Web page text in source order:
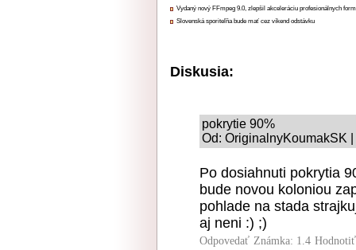
Vydaný nový FFmpeg 9.0, zlepšil akceleráciu profesionálnych
Slovenská sporiteľňa bude mať cez víkend odstávku
Diskusia:
pokrytie 90%
Od: OriginalnyKoumakSK
Po dosiahnuti pokrytia
bude novou koloniou
pohlade na stada
aj neni :) ;)
Odpovedať Známka: 1.4